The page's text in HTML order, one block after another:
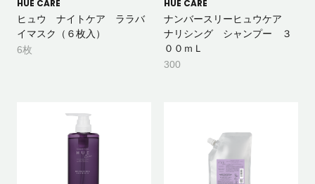
HUE CARE
ヒュウ ナイトケア ララバ
イマスク（６枚入）
6枚
HUE CARE
ナンバースリーヒュウケア
ナリシング シャンプー ３
００ｍＬ
300